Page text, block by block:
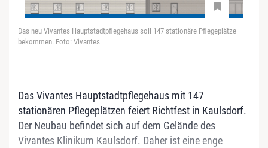
Das neu Vivantes Hauptstadtpflegehaus soll 147 stationäre Pflegeplätze
bekommen. Foto: Vivantes
-
Das Vivantes Hauptstadtpflegehaus mit 147
stationären Pflegeplätzen feiert Richtfest in Kaulsdorf.
Der Neubau befindet sich auf dem Gelände des
Vivantes Klinikum Kaulsdorf. Daher ist eine enge